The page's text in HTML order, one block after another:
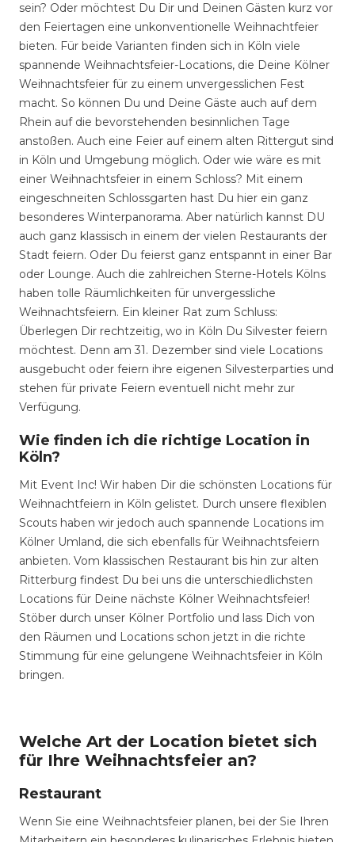
sein? Oder möchtest Du Dir und Deinen Gästen kurz vor
den Feiertagen eine unkonventionelle Weihnachtfeier
bieten. Für beide Varianten finden sich in Köln viele
spannende Weihnachtsfeier-Locations, die Deine Kölner
Weihnachtsfeier für zu einem unvergesslichen Fest
macht. So können Du und Deine Gäste auch auf dem
Rhein auf die bevorstehenden besinnlichen Tage
anstoßen. Auch eine Feier auf einem alten Rittergut sind
in Köln und Umgebung möglich. Oder wie wäre es mit
einer Weihnachtsfeier in einem Schloss? Mit einem
eingeschneiten Schlossgarten hast Du hier ein ganz
besonderes Winterpanorama. Aber natürlich kannst DU
auch ganz klassisch in einem der vielen Restaurants der
Stadt feiern. Oder Du feierst ganz entspannt in einer Bar
oder Lounge. Auch die zahlreichen Sterne-Hotels Kölns
haben tolle Räumlichkeiten für unvergessliche
Weihnachtsfeiern. Ein kleiner Rat zum Schluss:
Überlegen Dir rechtzeitig, wo in Köln Du Silvester feiern
möchtest. Denn am 31. Dezember sind viele Locations
ausgebucht oder feiern ihre eigenen Silvesterparties und
stehen für private Feiern eventuell nicht mehr zur
Verfügung.
Wie finden ich die richtige Location in
Köln?
Mit Event Inc! Wir haben Dir die schönsten Locations für
Weihnachtfeiern in Köln gelistet. Durch unsere flexiblen
Scouts haben wir jedoch auch spannende Locations im
Kölner Umland, die sich ebenfalls für Weihnachtsfeiern
anbieten. Vom klassischen Restaurant bis hin zur alten
Ritterburg findest Du bei uns die unterschiedlichsten
Locations für Deine nächste Kölner Weihnachtsfeier!
Stöber durch unser Kölner Portfolio und lass Dich von
den Räumen und Locations schon jetzt in die richte
Stimmung für eine gelungene Weihnachtsfeier in Köln
bringen.
Welche Art der Location bietet sich
für Ihre Weihnachtsfeier an?
Restaurant
Wenn Sie eine Weihnachtsfeier planen, bei der Sie Ihren